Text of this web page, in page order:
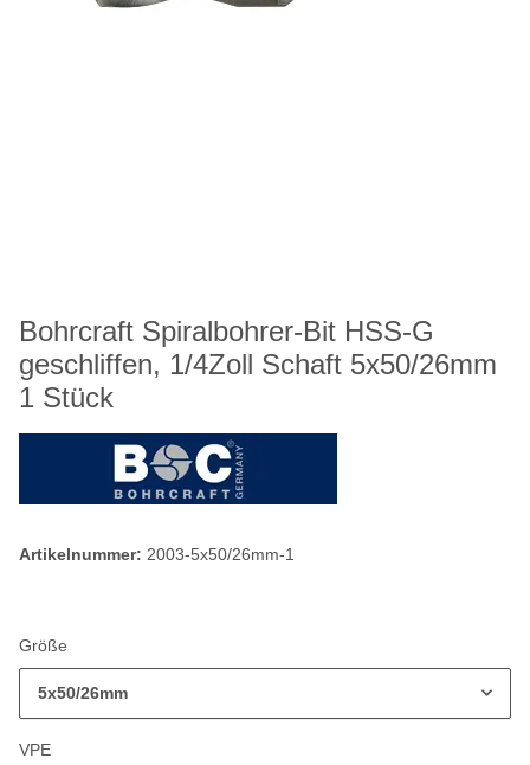
Bohrcraft Spiralbohrer-Bit HSS-G
geschliffen, 1/4Zoll Schaft 5x50/26mm
1 Stück
Artikelnummer: 2003-5x50/26mm-1
Größe
5x50/26mm
VPE